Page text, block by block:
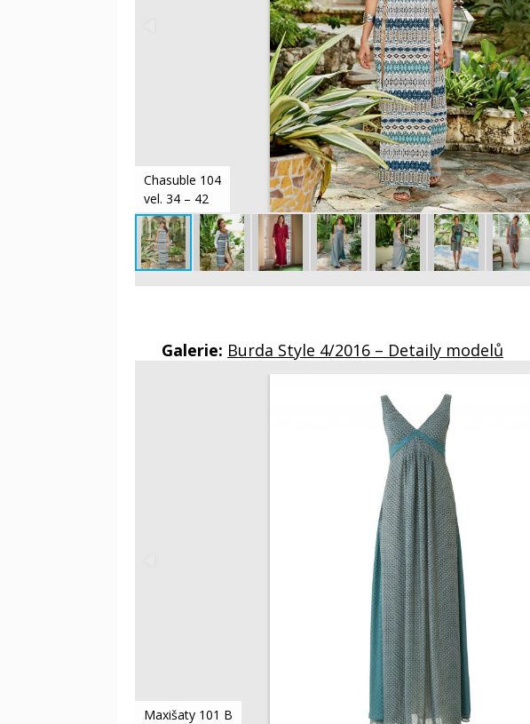
Chasuble 104
vel. 34 – 42
Galerie: Burda Style 4/2016 – Detaily modelů
Maxišaty 101 B